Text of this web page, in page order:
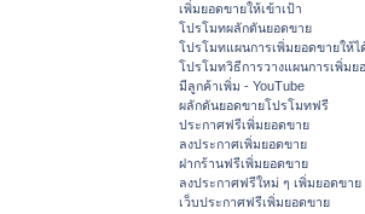
เพิ่มยอดขายให้เข้าเป้า
โปรโมทผลักดันยอดขาย
โปรโมทแผนการเพิ่มยอดขายให้ไ
โปรโมทวิธีการวางแผนการเพิ่มย
มีลูกค้าเพิ่ม - YouTube
ผลักดันยอดขายโปรโมทฟรี
ประกาศฟรีเพิ่มยอดขาย
ลงประกาศเพิ่มยอดขาย
ฝากร้านฟรีเพิ่มยอดขาย
ลงประกาศฟรีใหม่ ๆ เพิ่มยอดขาย
เว็บประกาศฟรีเพิ่มยอดขาย